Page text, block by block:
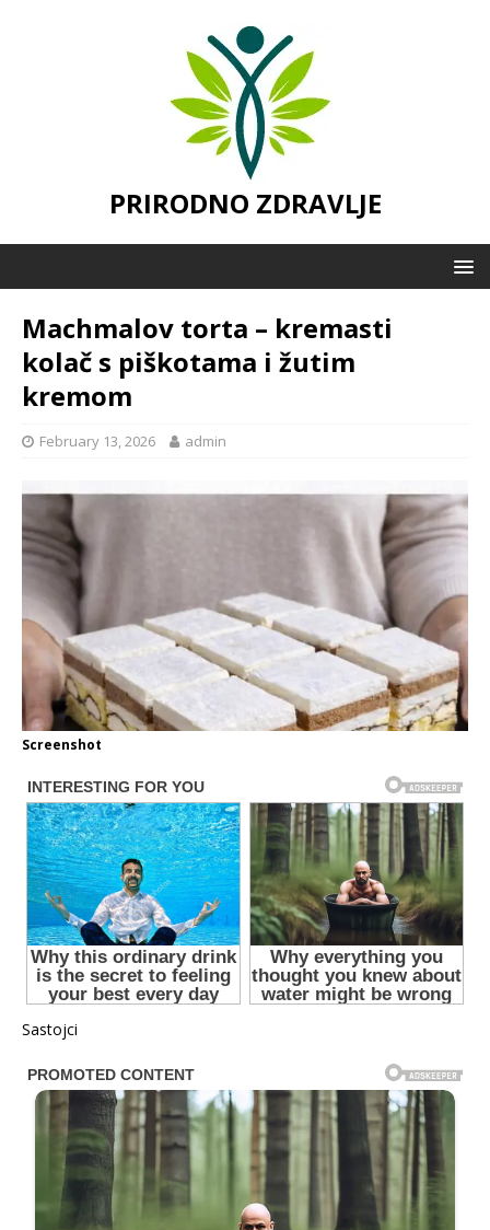
PRIRODNO ZDRAVLJE
Machmalov torta – kremasti
kolač s piškotama i žutim
kremom
February 13, 2026 admin
Screenshot
Sastojci